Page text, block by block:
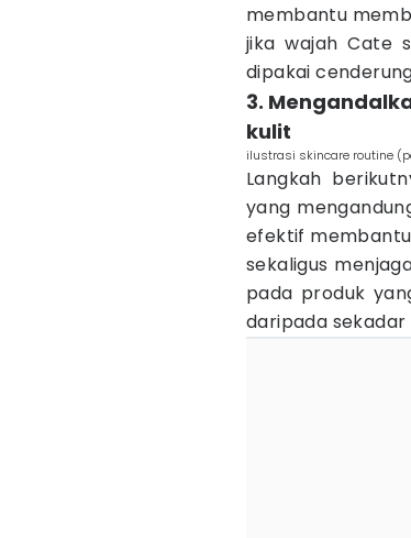
membantu
jika wajah Cate
dipakai
3.
kulit
ilustrasi skincare routine
Langkah
yang
efektif
sekaligus
pada produk
daripada